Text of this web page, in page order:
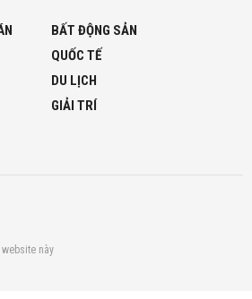
BẤT ĐỘNG SẢN
QUỐC TẾ
DU LỊCH
GIẢI TRÍ
này